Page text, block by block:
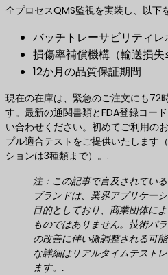
全プロセスQMS監視を実装し、以下
バッチトレーサビリティレ
損傷率補償機構（輸送損失
12か月の品質保証期間
現在の在庫は、緊急のご注文にも72
す。最新の通関書類とFDA登録コー
い合わせください。初めてご利用の
プル適合テストをご提供いたします
ションは3種類まで）。.
注：この記事で言及されてい
ブランドは、業界アプリケー
目的としており、商業団体に
ものではありません。技術パ
の改善に伴い微調整される可
な詳細はリアルタイムテスト
ます。.